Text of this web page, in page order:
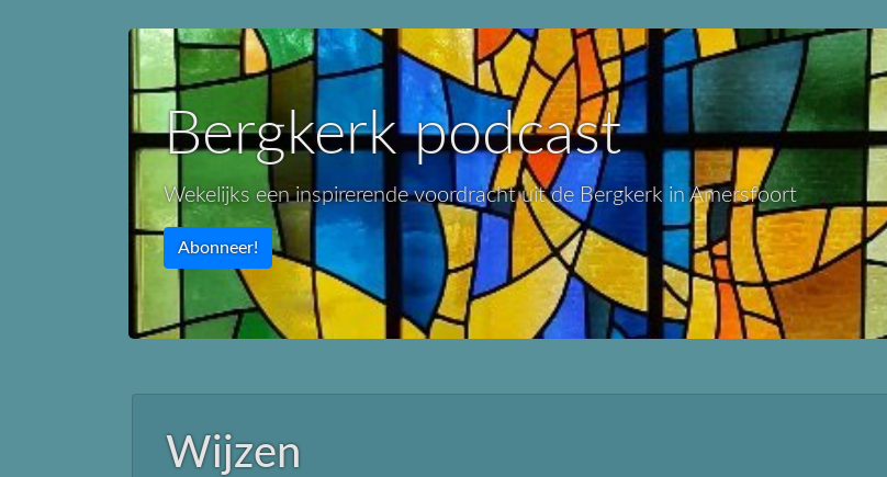
Bergkerk podcast
Wekelijks een inspirerende voordracht uit de Bergkerk in Amersfoort
Abonneer!
Wijzen